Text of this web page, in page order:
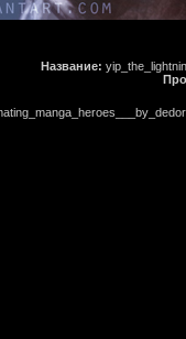
Название: